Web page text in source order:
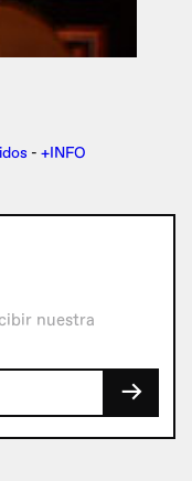
- +INFO
nuestra
→